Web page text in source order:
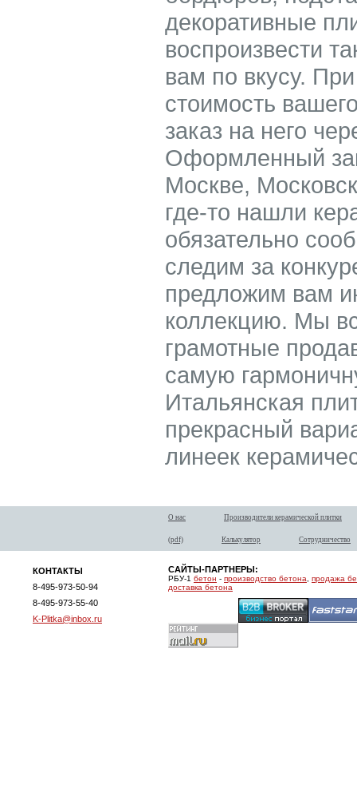
декоративные
воспроизвести
вам по вкусу.
стоимость
заказ на него
Оформленный
Москве,
где-то нашли
обязательно
следим за
предложим вам
коллекцию. Мы
грамотные
самую
Итальянская
прекрасный
линеек
О нас Производители керамической плитки
(pdf) Калькулятор Сотрудничество
КОНТАКТЫ
8-495-973-50-94
8-495-973-55-40
K-Plitka@inbox.ru
САЙТЫ-ПАРТНЕРЫ:
РБУ-1 бетон - производство бетона
продажа
доставка бетона